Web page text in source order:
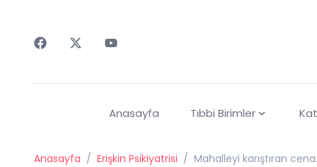
Anasayfa Tıbbi Birimler
Anasayfa / Erişkin Psikiyatrisi / Mahalleyi karıştıran